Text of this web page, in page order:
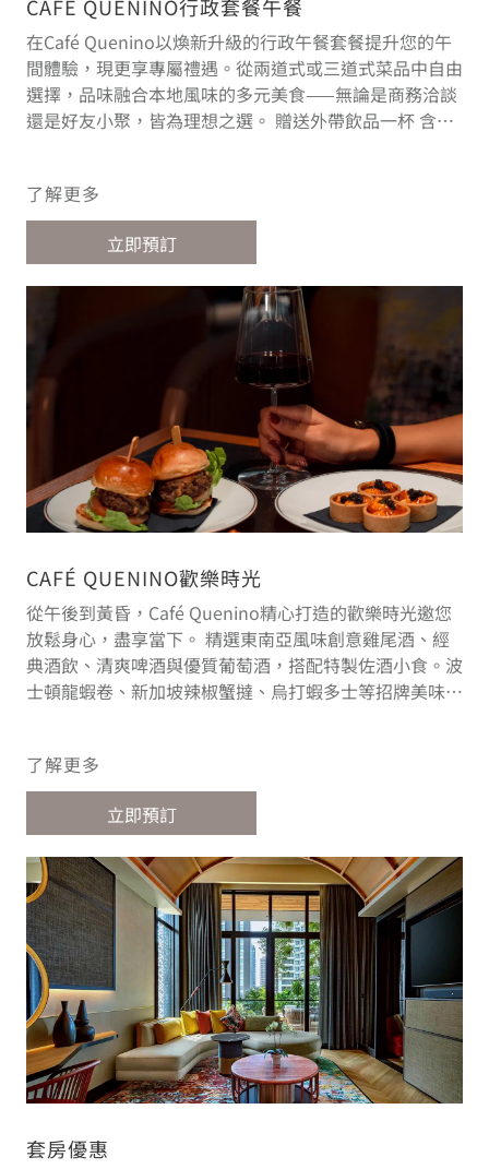
CAFÉ QUENINO行政套餐午餐
在Café Quenino以煥新升級的行政午餐套餐提升您的午
間體驗，現更享專屬禮遇。從兩道式或三道式菜品中自由
選擇，品味融合本地風味的多元美食——無論是商務洽談
還是好友小聚，皆為理想之選。 贈送外帶飲品一杯 含免
了解更多
立即預訂
CAFÉ QUENINO歡樂時光
從午後到黃昏，Café Quenino精心打造的歡樂時光邀您
放鬆身心，盡享當下。 精選東南亞風味創意雞尾酒、經
典酒飲、清爽啤酒與優質葡萄酒，搭配特製佐酒小食。波
士頓龍蝦卷、新加坡辣椒蟹撻、烏打蝦多士等招牌美味，
了解更多
立即預訂
套房優惠